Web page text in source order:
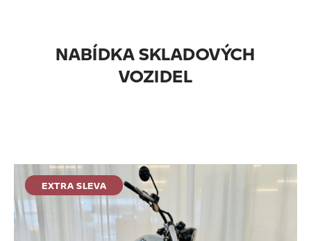
NABÍDKA SKLADOVÝCH
VOZIDEL
EXTRA SLEVA